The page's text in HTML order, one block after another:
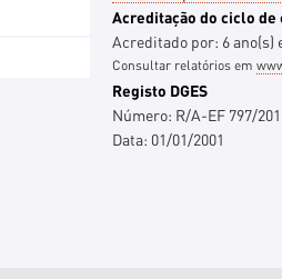
Acreditação do ciclo de
Acreditado por: 6ano(s)
Consultar relatórios em
Registo DGES
Número: R/A-EF 797/
Data: 01/01/2001